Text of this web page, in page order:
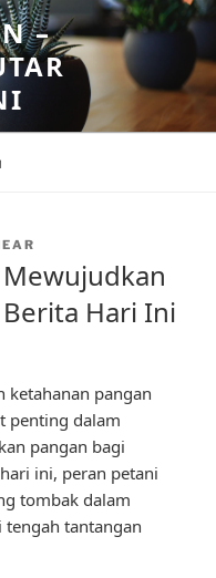
–
Hari Ini
ketahanan pangan
penting dalam
pangan bagi
ini, peran petani
tombak dalam
tengah tantangan